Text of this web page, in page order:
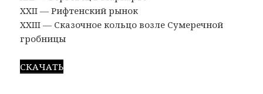
XXII — Рифтенский рынок
XXIII — Сказочное кольцо возле Сумеречной
гробницы
СКАЧАТЬ